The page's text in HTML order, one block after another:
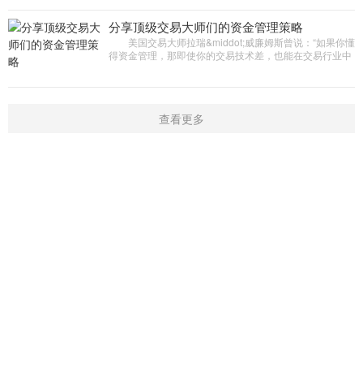
分享顶级交易大师们的资金管理策略
美国交易大师拉瑞&middot;威廉姆斯曾说：“如果你懂
得资金管理，那即使你的交易技术差，也能在交易行业中
查看更多